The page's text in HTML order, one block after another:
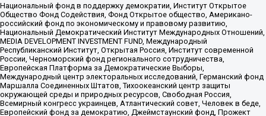
Национальный фонд в поддержку демократии, Институт Открытое
Общество Фонд Содействия, Фонд Открытое общество, Американо-
российский фонд по экономическому и правовому развитию,
Национальный Демократический Институт Международных Отношений,
MEDIA DEVELOPMENT INVESTMENT FUND, Международный
Республиканский Институт, Открытая Россия, Институт современной
России, Черноморский фонд регионального сотрудничества,
Европейская Платформа за Демократические Выборы,
Международный центр электоральных исследований, Германский фонд
Маршалла Соединенных Штатов, Тихоокеанский центр защиты
окружающей среды и природных ресурсов, Свободная Россия,
Всемирный конгресс украинцев, Атлантический совет, Человек в беде,
Европейский фонд за демократию, Джеймстаунский фонд, Прожект